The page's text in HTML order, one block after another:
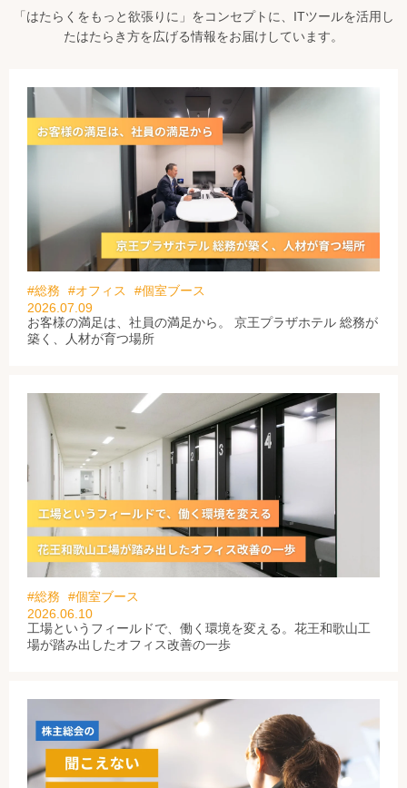
「はたらくをもっと欲張りに」をコンセプトに、ITツールを活用し
たはたらき方を広げる情報をお届けしています。
#総務 #オフィス
#個室ブース
2026.07.09
お客様の満足は、社員の満足から。 京王プラザホテル 総務が
築く、人材が育つ場所
#総務
#個室ブース
2026.06.10
工場というフィールドで、働く環境を変える。花王和歌山工
場が踏み出したオフィス改善の一歩